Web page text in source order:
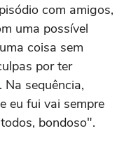
com amigos,
uma possível
coisa sem
por ter
sequência,
eu fui vai sempre
bondoso".